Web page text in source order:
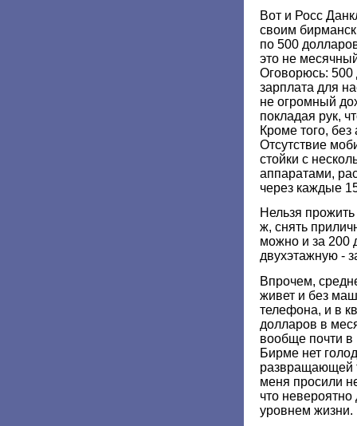
Вот и Росс
своим
по 500
это не
Оговорюсь: 500
зарплата для
не огромный
покладая рук,
Кроме того,
Отсутствие
стойки с
аппаратами,
через каждые
Нельзя
ж, снять
можно и за 200
двухэтажную -
Впрочем,
живет и без
телефона, и в
долларов в
вообще почти
Бирме нет
развращающей
меня просили
что
уровнем жизни.